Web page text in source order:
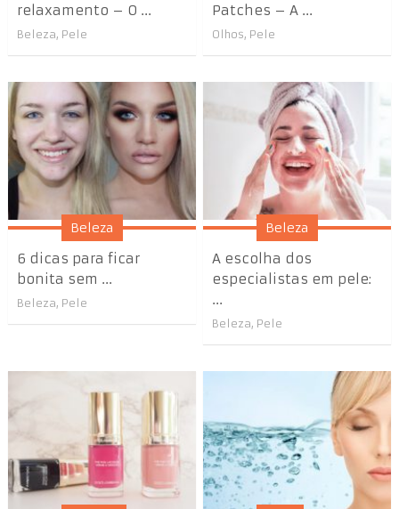
relaxamento – O ...
Beleza, Pele
Patches – A ...
Olhos, Pele
Beleza
6 dicas para ficar
bonita sem ...
Beleza, Pele
Beleza
A escolha dos
especialistas em pele:
...
Beleza, Pele